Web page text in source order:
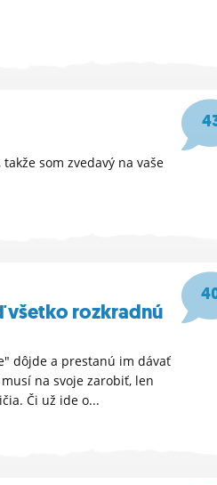
som zvedavý na vaše
všetko rozkradnú
dôjde a prestanú im dávať
na svoje zarobiť, len
Či už ide o...